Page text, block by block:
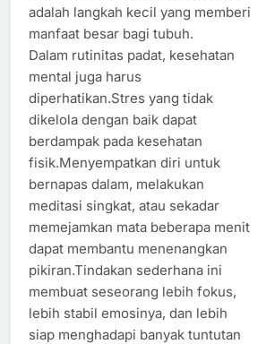
adalah langkah kecil yang memberi
manfaat besar bagi tubuh.
Dalam rutinitas padat, kesehatan
mental juga harus
diperhatikan.Stres yang tidak
dikelola dengan baik dapat
berdampak pada kesehatan
fisik.Menyempatkan diri untuk
bernapas dalam, melakukan
meditasi singkat, atau sekadar
memejamkan mata beberapa menit
dapat membantu menenangkan
pikiran.Tindakan sederhana ini
membuat seseorang lebih fokus,
lebih stabil emosinya, dan lebih
siap menghadapi banyak tuntutan